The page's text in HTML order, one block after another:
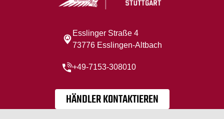
Esslinger Straße 4
73776 Esslingen-Altbach
+49-7153-308010
HÄNDLER KONTAKTIEREN